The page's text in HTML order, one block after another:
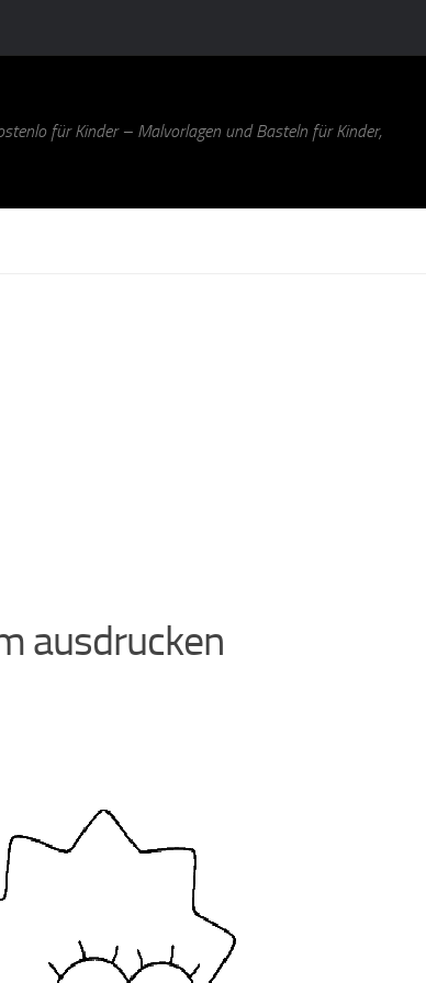
für Kinder – Malvorlagen und Basteln für Kinder,
ausdrucken